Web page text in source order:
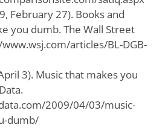
February 27). Books and
you dumb. The Wall Street
articles/BL-DGB-
3). Music that makes you
2009/04/03/music-
dumb/